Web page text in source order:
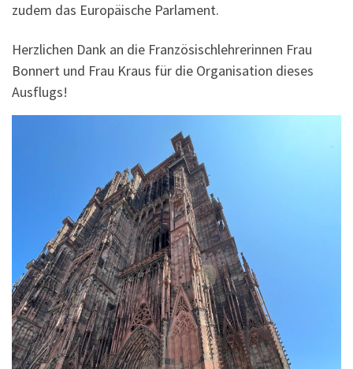
zudem das Europäische Parlament.
Herzlichen Dank an die Französischlehrerinnen Frau
Bonnert und Frau Kraus für die Organisation dieses
Ausflugs!